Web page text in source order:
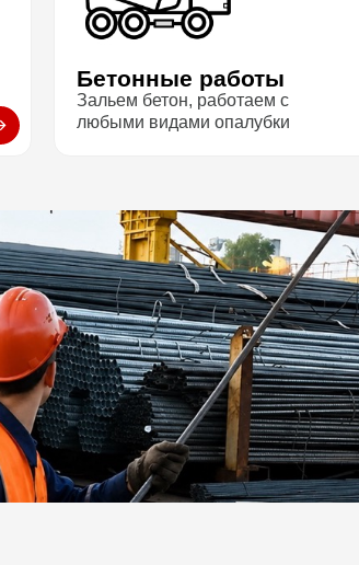
Бетонные работы
Зальем бетон, работаем с
любыми видами опалубки